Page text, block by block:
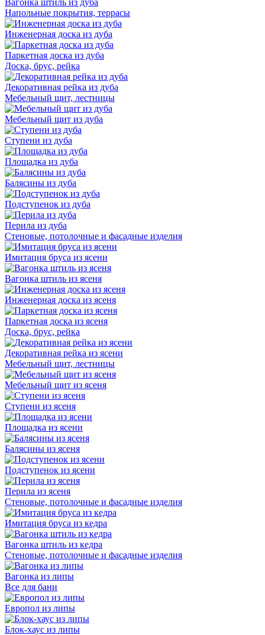
Напольные покрытия, террасы
Инженерная доска из дуба
Паркетная доска из дуба
Доска, брус, рейка
Декоративная рейка из дуба
Мебельный щит, лестницы
Мебельный щит из дуба
Ступени из дуба
Площадка из дуба
Балясины из дуба
Подступенок из дуба
Перила из дуба
Стеновые, потолочные и фасадные изделия
Имитация бруса из ясени
Вагонка штиль из ясеня
Инженерная доска из ясеня
Паркетная доска из ясеня
Доска, брус, рейка
Декоративная рейка из ясени
Мебельный щит, лестницы
Мебельный щит из ясеня
Ступени из ясеня
Площадка из ясени
Балясины из ясеня
Подступенок из ясени
Перила из ясеня
Стеновые, потолочные и фасадные изделия
Имитация бруса из кедра
Вагонка штиль из кедра
Стеновые, потолочные и фасадные изделия
Вагонка из липы
Все для бани
Европол из липы
Блок-хаус из липы